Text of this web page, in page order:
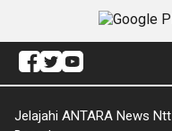
Jelajahi ANTARA News Ntt